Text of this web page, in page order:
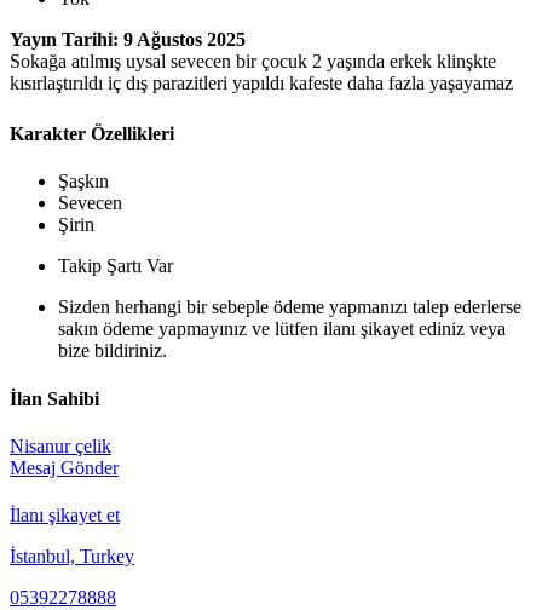
Yayın Tarihi: 9 Ağustos 2025
Sokağa atılmış uysal sevecen bir çocuk 2 yaşında erkek klinşkte
kısırlaştırıldı iç dış parazitleri yapıldı kafeste daha fazla yaşayamaz
Karakter Özellikleri
Şaşkın
Sevecen
Şirin
Takip Şartı Var
Sizden herhangi bir sebeple ödeme yapmanızı talep ederlerse
sakın ödeme yapmayınız ve lütfen ilanı şikayet ediniz veya
bize bildiriniz.
İlan Sahibi
Nisanur çelik
Mesaj Gönder
İlanı şikayet et
İstanbul, Turkey
05392278888